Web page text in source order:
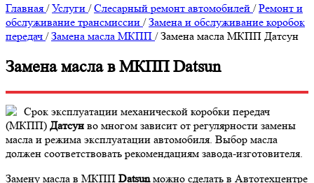
Главная /Услуги /Слесарный ремонт автомобилей /Ремонт и
обслуживание трансмиссии /Замена и обслуживание коробок
передач /Замена масла МКПП /Замена масла МКПП Датсун
Замена масла в МКПП Datsun
Срок эксплуатации механической коробки передач
(МКПП) Датсун во многом зависит от регулярности замены
масла и режима эксплуатации автомобиля. Выбор масла
должен соответствовать рекомендациям завода-изготовителя.
Замену масла в МКПП Datsunможно сделать в Автотехцентре